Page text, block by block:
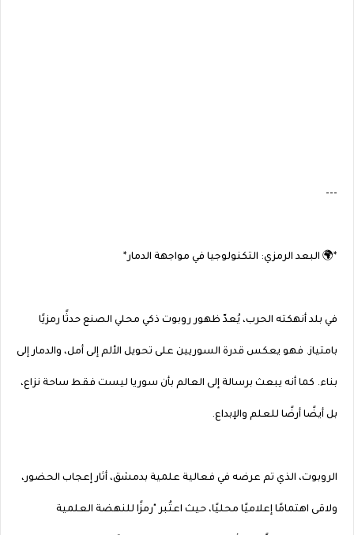
---
*🌍 البعد الرمزي: التكنولوجيا في مواجهة الدمار*
في بلد أنهكته الحرب، يُعدّ ظهور روبوت ذكي محلي الصنع حدثًا رمزيًا
بامتياز. فهو يعكس قدرة السوريين على تحويل الألم إلى أمل، والدمار إلى
بناء. كما أنه يبعث برسالة إلى العالم بأن سوريا ليست فقط ساحة نزاع،
بل أيضًا أرضًا للعلم والإبداع.
الروبوت، الذي تم عرضه في فعالية علمية بدمشق، أثار إعجاب الحضور،
ولاقى اهتمامًا إعلاميًا محليًا، حيث اعتُبر "رمزًا للنهضة العلمية